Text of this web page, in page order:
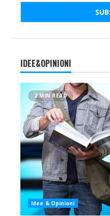
IDEE&OPINIONI
2 MIN READ
Idee & Opinioni